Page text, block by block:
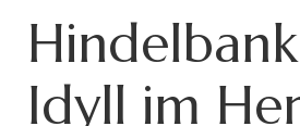
Idyll im